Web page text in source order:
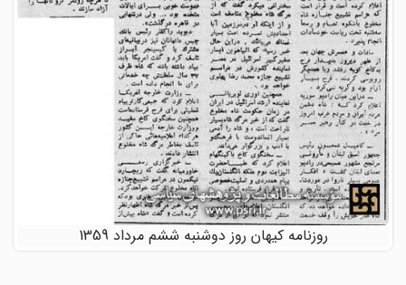
روزنامه کیهان روز دوشنبه ششم مرداد 1359